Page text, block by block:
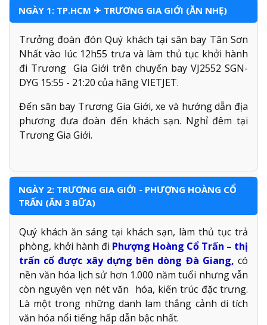
NGÀY 1: TP.HCM ✈ TRƯƠNG GIA GIỚI (ĂN NHẸ)
Trưởng đoàn đón Quý khách tại sân bay Tân Sơn
Nhất vào lúc 12h55 trưa và làm thủ tục khởi hành
đi Trương Gia Giới trên chuyến bay VJ2552 SGN-
DYG 15:55 - 21:20 của hãng VIETJET.
Đến sân bay Trương Gia Giới, xe và hướng dẫn địa
phương đưa đoàn đến khách sạn. Nghỉ đêm tại
Trương Gia Giới.
NGÀY 2: TRƯƠNG GIA GIỚI - PHƯỢNG HOÀNG CỔ
TRẤN (ĂN 3 BỮA)
Quý khách ăn sáng tại khách sạn, làm thủ tục trả
phòng, khởi hành đi Phượng Hoàng Cổ Trấn – thị
trấn cổ được xây dựng bên dòng Đà Giang, có
nền văn hóa lịch sử hơn 1.000 năm tuổi nhưng vẫn
còn nguyên vẹn nét văn hóa, kiến trúc đặc trưng.
Là một trong những danh lam thắng cảnh di tích
văn hóa nổi tiếng hấp dẫn bậc nhất.